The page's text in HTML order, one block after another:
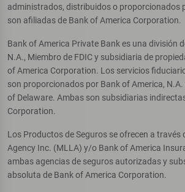
administrados, distribuidos o proporcionados
son afiliadas de Bank of America Corporation.
Bank of America Private Bank es una división
N.A., Miembro de FDIC y subsidiaria de
of America Corporation. Los servicios
son proporcionados por Bank of America, N.A.
of Delaware. Ambas son subsidiarias
Corporation.
Los Productos de Seguros se ofrecen a través
Agency Inc. (MLLA) y/o Bank of America
ambas agencias de seguros autorizadas y
absoluta de Bank of America Corporation.